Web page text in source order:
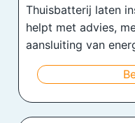
Thuisbatterij laten
helpt met advies,
aansluiting van